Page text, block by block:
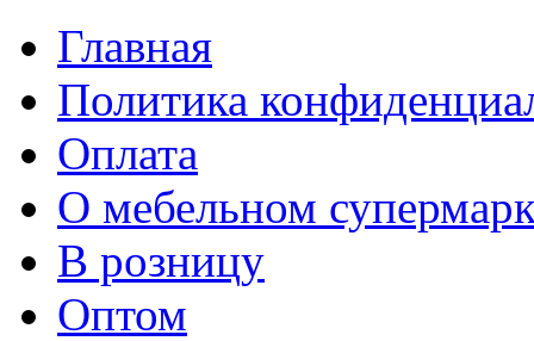
Главная
Политика
Оплата
О мебельном
В розницу
Оптом